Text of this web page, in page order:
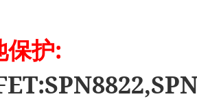
保护: